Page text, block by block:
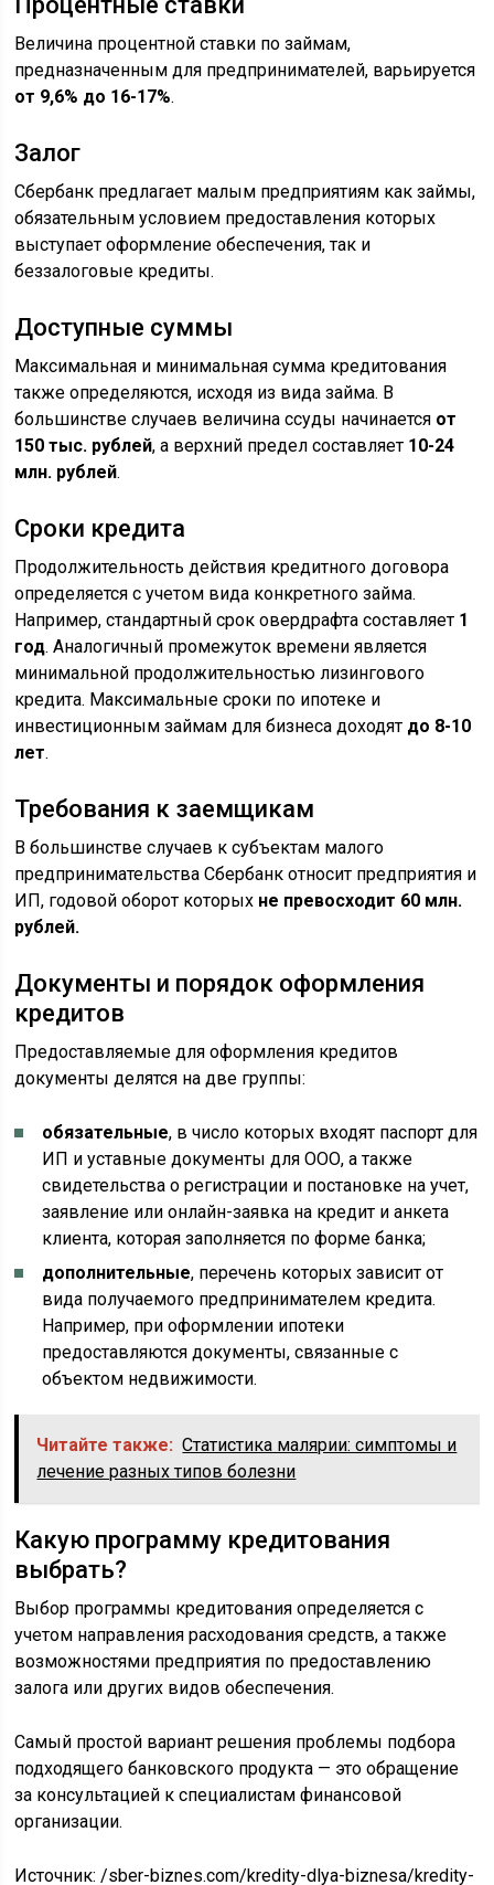
Величина процентной ставки по займам,
предназначенным для предпринимателей, варьируется
от 9,6% до 16-17%.
Залог
Сбербанк предлагает малым предприятиям как займы,
обязательным условием предоставления которых
выступает оформление обеспечения, так и
беззалоговые кредиты.
Доступные суммы
Максимальная и минимальная сумма кредитования
также определяются, исходя из вида займа. В
большинстве случаев величина ссуды начинается от
150 тыс. рублей, а верхний предел составляет 10-24
млн. рублей.
Сроки кредита
Продолжительность действия кредитного договора
определяется с учетом вида конкретного займа.
Например, стандартный срок овердрафта составляет 1
год. Аналогичный промежуток времени является
минимальной продолжительностью лизингового
кредита. Максимальные сроки по ипотеке и
инвестиционным займам для бизнеса доходят до 8-10
лет.
Требования к заемщикам
В большинстве случаев к субъектам малого
предпринимательства Сбербанк относит предприятия и
ИП, годовой оборот которых не превосходит 60 млн.
рублей.
Документы и порядок оформления
кредитов
Предоставляемые для оформления кредитов
документы делятся на две группы:
обязательные, в число которых входят паспорт для
ИП и уставные документы для ООО, а также
свидетельства о регистрации и постановке на учет,
заявление или онлайн-заявка на кредит и анкета
клиента, которая заполняется по форме банка;
дополнительные, перечень которых зависит от
вида получаемого предпринимателем кредита.
Например, при оформлении ипотеки
предоставляются документы, связанные с
объектом недвижимости.
Читайте также: Статистика малярии: симптомы и
лечение разных типов болезни
Какую программу кредитования
выбрать?
Выбор программы кредитования определяется с
учетом направления расходования средств, а также
возможностями предприятия по предоставлению
залога или других видов обеспечения.
Самый простой вариант решения проблемы подбора
подходящего банковского продукта — это обращение
за консультацией к специалистам финансовой
организации.
Источник:/sber-biznes.com/kredity-dlya-biznesa/kredity-